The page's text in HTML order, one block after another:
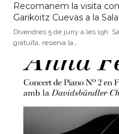
Recomanem la visita
Garikoitz Cuevas a la
Divendres 5 de juny a les 19h
gratuïta, reserva la…